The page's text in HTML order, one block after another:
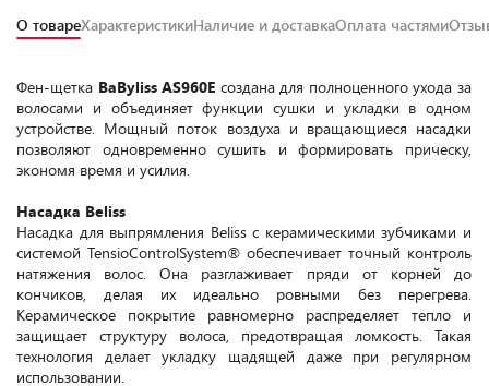
О товареХарактеристикиНаличие и доставкаОплата частями
Фен-щетка BaByliss AS960E создана для полноценного ухода за
волосами и объединяет функции сушки и укладки в одном
устройстве. Мощный поток воздуха и вращающиеся насадки
позволяют одновременно сушить и формировать прическу,
экономя время и усилия.
Насадка Beliss
Насадка для выпрямления Beliss с керамическими зубчиками и
системой TensioControlSystem® обеспечивает точный контроль
натяжения волос. Она разглаживает пряди от корней до
кончиков, делая их идеально ровными без перегрева.
Керамическое покрытие равномерно распределяет тепло и
защищает структуру волоса, предотвращая ломкость. Такая
технология делает укладку щадящей даже при регулярном
использовании.